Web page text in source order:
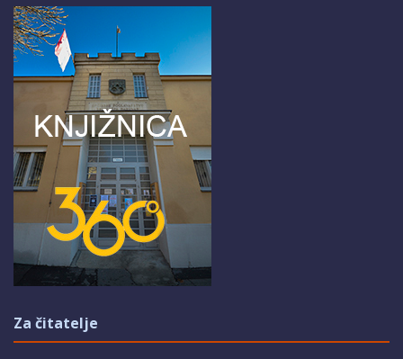
Za čitatelje